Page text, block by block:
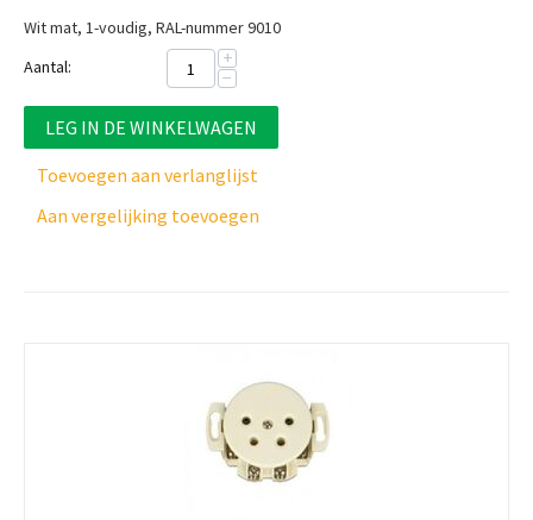
Wit mat, 1-voudig, RAL-nummer 9010
Aantal:
+
−
LEG IN DE WINKELWAGEN
Toevoegen aan verlanglijst
Aan vergelijking toevoegen